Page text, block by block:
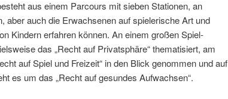
aus einem Parcours mit sieben Stationen, an
aber auch die Erwachsenen auf spielerische Art und
Kindern erfahren können. An einem großen Spiel-
das „Recht auf Privatsphäre“ thematisiert, am
auf Spiel und Freizeit“ in den Blick genommen und auf
es um das „Recht auf gesundes Aufwachsen“.